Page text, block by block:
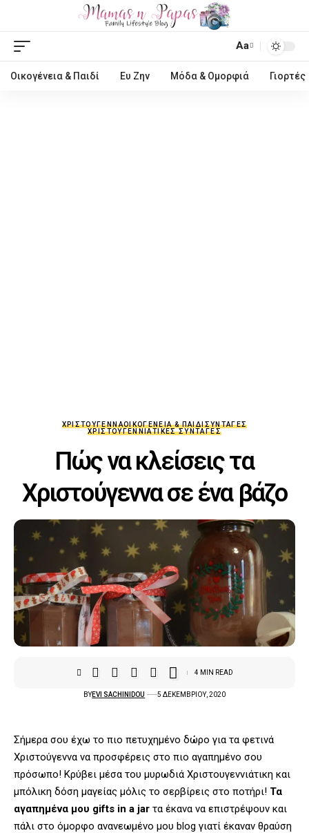
Aa
Οικογένεια & Παιδί Ευ Ζην Μόδα & Ομορφιά Γιορτές
ΧΡΙΣΤΟΎΓΕΝΝΑΟΙΚΟΓΈΝΕΙΑ & ΠΑΙΔΊΣΥΝΤΑΓΈΣ
ΧΡΙΣΤΟΥΓΕΝΝΙΆΤΙΚΕΣ ΣΥΝΤΑΓΈΣ
Πώς να κλείσεις τα
Χριστούγεννα σε ένα βάζο
BYEVI SACHINIDOU 5 ΔΕΚΕΜΒΡΊΟΥ, 2020
4 MIN READ
Σήμερα σου έχω το πιο πετυχημένο δώρο για τα φετινά
Χριστούγεννα να προσφέρεις στο πιο αγαπημένο σου
πρόσωπο! Κρύβει μέσα του μυρωδιά Χριστουγεννιάτικη και
μπόλικη δόση μαγείας μόλις το σερβίρεις στο ποτήρι! Τα
αγαπημένα μου gifts in a jar τα έκανα να επιστρέψουν και
πάλι στο όμορφο ανανεωμένο μου blog γιατί έκαναν θραύση